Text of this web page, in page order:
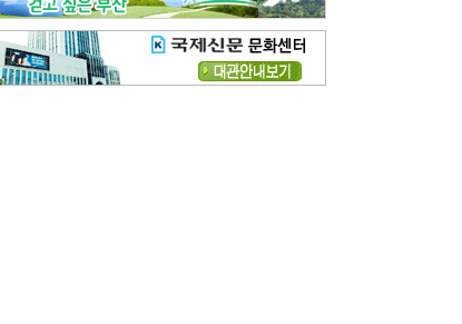
오늘의 운세- 2026년 8월 5일 (음 6월 23일)
조해훈의 고전 속 이 문장 [전체보기]
입추 지났는데도 덥다며 신유안에게 보낸 박규수의 편지